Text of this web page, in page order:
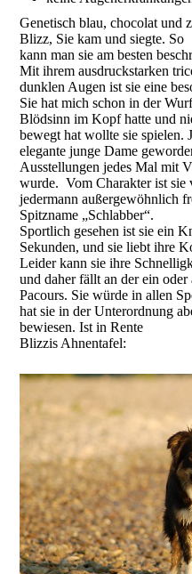
Genetisch blau, chocolat und
Blizz, Sie kam und siegte. So
kann man sie am besten
Mit ihrem ausdruckstarken
dunklen Augen ist sie eine
Sie hat mich schon in der
Blödsinn im Kopf hatte und
bewegt hat wollte sie spielen.
elegante junge Dame
Ausstellungen jedes Mal mit
wurde. Vom Charakter ist sie
jedermann außergewöhnlich
Spitzname „Schlabber“.
Sportlich gesehen ist sie ein
Sekunden, und sie liebt ihre
Leider kann sie ihre
und daher fällt an der ein
Pacours. Sie würde in allen
hat sie in der Unterordnung
bewiesen. Ist in Rente
Blizzis Ahnentafel: